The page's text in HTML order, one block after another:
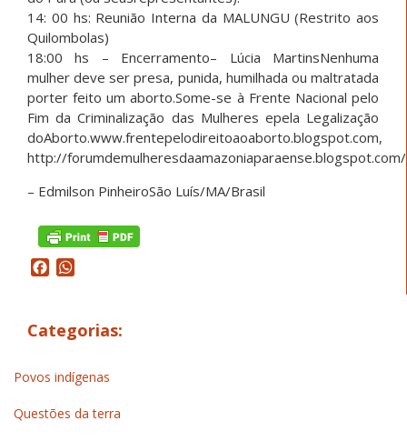
14: 00 hs: Reunião Interna da MALUNGU (Restrito aos
Quilombolas)
18:00 hs – Encerramento– Lúcia MartinsNenhuma
mulher deve ser presa, punida, humilhada ou maltratada
porter feito um aborto.Some-se à Frente Nacional pelo
Fim da Criminalização das Mulheres epela Legalização
doAborto.www.frentepelodireitoaoaborto.blogspot.com,
http://forumdemulheresdaamazoniaparaense.blogspot.com/
– Edmilson PinheiroSão Luís/MA/Brasil
Facebook
Categorias:
Povos indígenas
Questões da terra